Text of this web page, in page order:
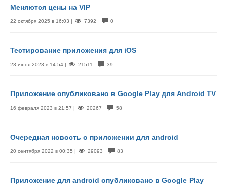
Меняются цены на VIP
22 октября 2025 в 16:03 | 7392 0
Тестирование приложения для iOS
23 июня 2023 в 14:54 | 21511 39
Приложение опубликовано в Google Play для Android TV
16 февраля 2023 в 21:57 | 20267 58
Очередная новость о приложении для android
20 сентября 2022 в 00:35 | 29093 83
Приложение для android опубликовано в Google Play